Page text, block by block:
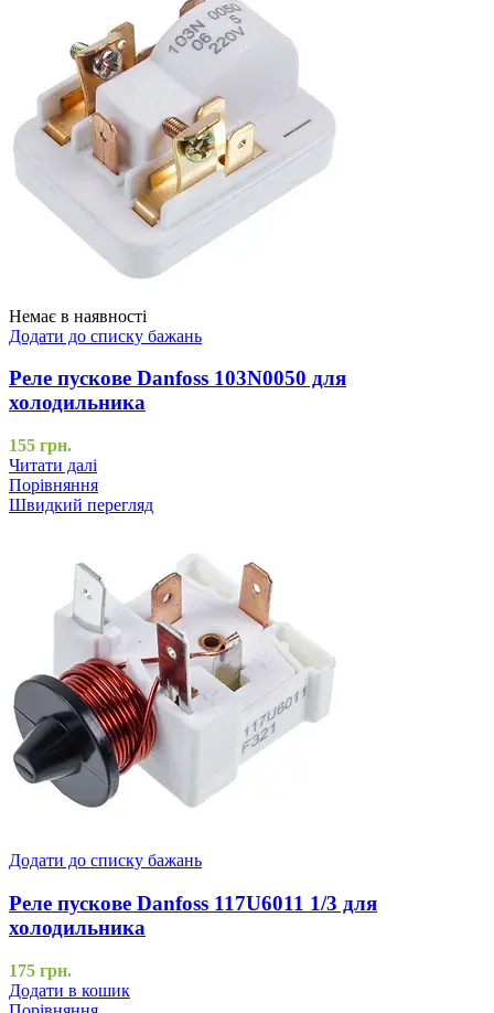
Немає в наявності
Додати до списку бажань
Реле пускове Danfoss 103N0050 для
холодильника
155 грн.
Читати далі
Порівняння
Швидкий перегляд
Додати до списку бажань
Реле пускове Danfoss 117U6011 1/3 для
холодильника
175 грн.
Додати в кошик